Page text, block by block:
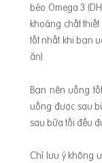
béo Omega 3
khoáng chất
tốt nhất khi bạn
ăn).
Bạn nên uống
uống được sau
sau bữa tối đều
Chỉ lưu ý không